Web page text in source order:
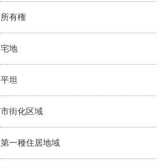
所有権
宅地
平坦
市街化区域
第一種住居地域